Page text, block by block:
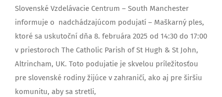
Slovenské Vzdelávacie Centrum – South Manchester
informuje o nadchádzajúcom podujatí – Maškarný ples,
ktoré sa uskutoční dňa 8. februára 2025 od 14:30 do 17:00
v priestoroch The Catholic Parish of St Hugh & St John,
Altrincham, UK. Toto podujatie je skvelou príležitosťou
pre slovenské rodiny žijúce v zahraničí, ako aj pre širšiu
komunitu, aby sa stretli,